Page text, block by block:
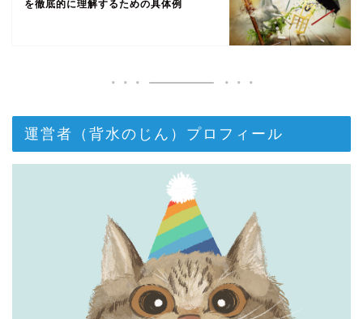
を徹底的に理解するための具体例
運営者（背水のじん）プロフィール